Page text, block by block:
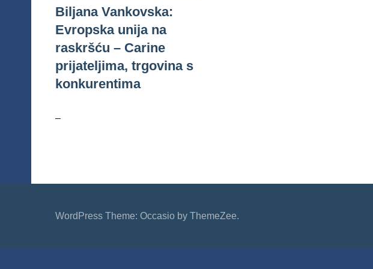
Biljana Vankovska:
Evropska unija na
raskršću – Carine
prijateljima, trgovina s
konkurentima
–
WordPress Theme: Occasio by ThemeZee.